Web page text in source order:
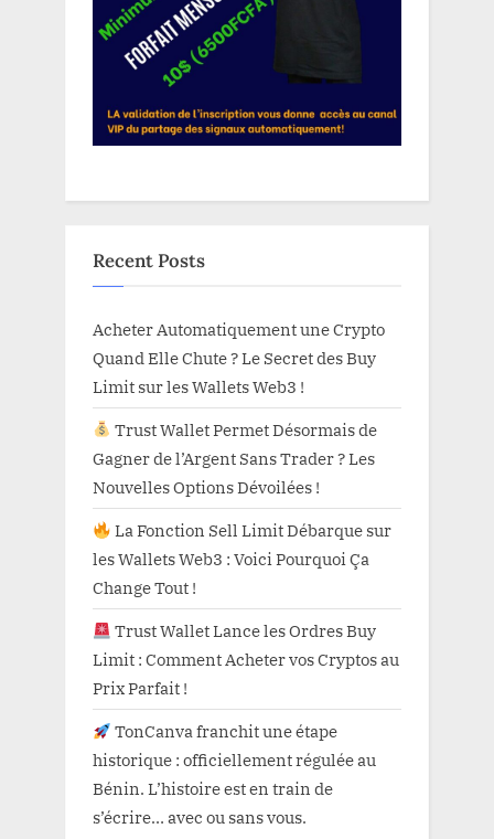
Recent Posts
Acheter Automatiquement une Crypto
Quand Elle Chute ? Le Secret des Buy
Limit sur les Wallets Web3 !
Trust Wallet Permet Désormais de
Gagner de l’Argent Sans Trader ? Les
Nouvelles Options Dévoilées !
La Fonction Sell Limit Débarque sur
les Wallets Web3 : Voici Pourquoi Ça
Change Tout !
Trust Wallet Lance les Ordres Buy
Limit : Comment Acheter vos Cryptos au
Prix Parfait !
TonCanva franchit une étape
historique : officiellement régulée au
Bénin. L’histoire est en train de
s’écrire… avec ou sans vous.